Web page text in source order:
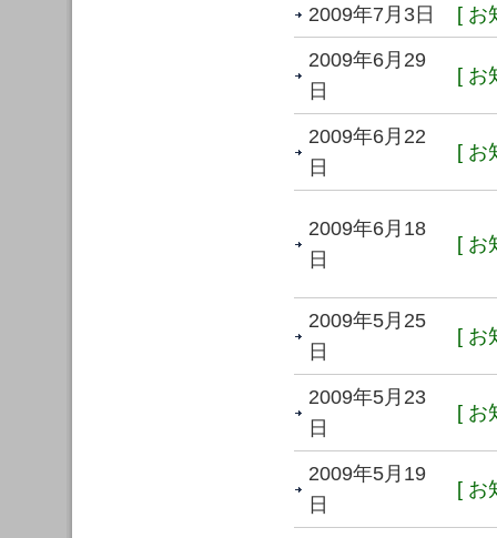
2009年7月3日 [ お
2009年6月29
日
[ お
2009年6月22
日
[ お
2009年6月18
日
[ お
2009年5月25
日
[ お
2009年5月23
日
[ お
2009年5月19
日
[ お